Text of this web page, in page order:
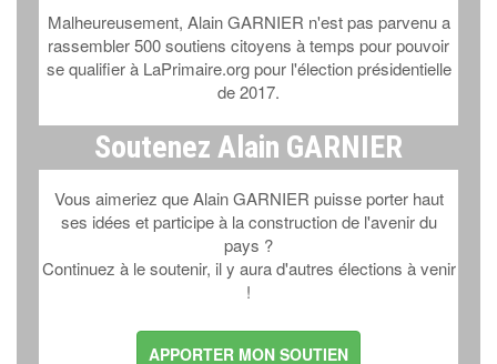
Malheureusement, Alain GARNIER n'est pas parvenu a
rassembler 500 soutiens citoyens à temps pour pouvoir
se qualifier à LaPrimaire.org pour l'élection présidentielle
de 2017.
Soutenez Alain GARNIER
Vous aimeriez que Alain GARNIER puisse porter haut
ses idées et participe à la construction de l'avenir du
pays ?
Continuez à le soutenir, il y aura d'autres élections à venir
!
APPORTER MON SOUTIEN